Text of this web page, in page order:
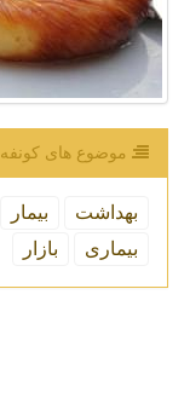
موضوع های كونفه
بهداشت بیمار
بیماری
بازار